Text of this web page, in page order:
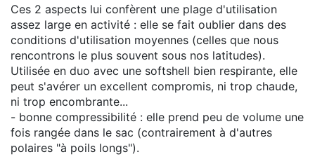
Ces 2 aspects lui confèrent une plage d'utilisation
assez large en activité : elle se fait oublier dans des
conditions d'utilisation moyennes (celles que nous
rencontrons le plus souvent sous nos latitudes).
Utilisée en duo avec une softshell bien respirante, elle
peut s'avérer un excellent compromis, ni trop chaude,
ni trop encombrante...
- bonne compressibilité : elle prend peu de volume une
fois rangée dans le sac (contrairement à d'autres
polaires "à poils longs").